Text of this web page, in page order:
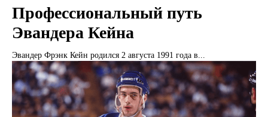
Профессиональный путь
Эвандера Кейна
Эвандер Фрэнк Кейн родился 2 августа 1991 года в...